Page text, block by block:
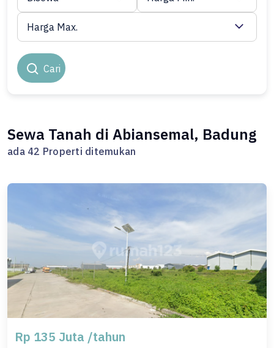
Cari
Harga Max.
Sewa Tanah di Abiansemal, Badung
ada 42 Properti ditemukan
Rp 135 Juta /tahun